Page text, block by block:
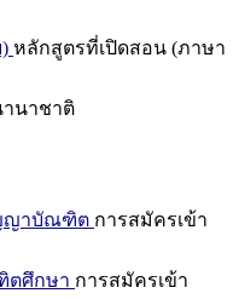
หลักสูตรที่เปิดสอน (ภาษา
นาชาติ
ญาบัณฑิต การสมัครเข้า
ตศึกษา การสมัครเข้า